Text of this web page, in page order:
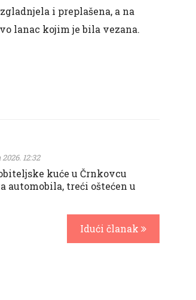
i preplašena, a na
lanac kojim je bila vezana.
12:32
kuće u Črnkovcu
automobila, treći oštećen u
Idući članak